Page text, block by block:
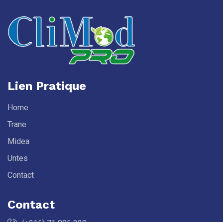
Lien Pratique
Home
Trane
Midea
Untes
Contact
Contact